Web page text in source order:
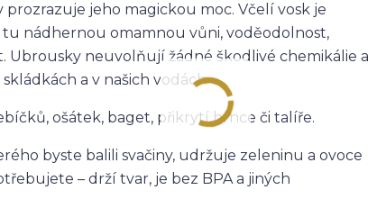
jeho magickou moc. Včelí vosk je
nádhernou omamnou vůni, voděodolnost,
neuvolňují žádné škodlivé chemikálie a
a v našich vodách.
ošátek, baget, přikrytí hrnce či talíře.
byste balili svačiny, udržuje zeleninu a ovoce
– drží tvar, je bez BPA a jiných